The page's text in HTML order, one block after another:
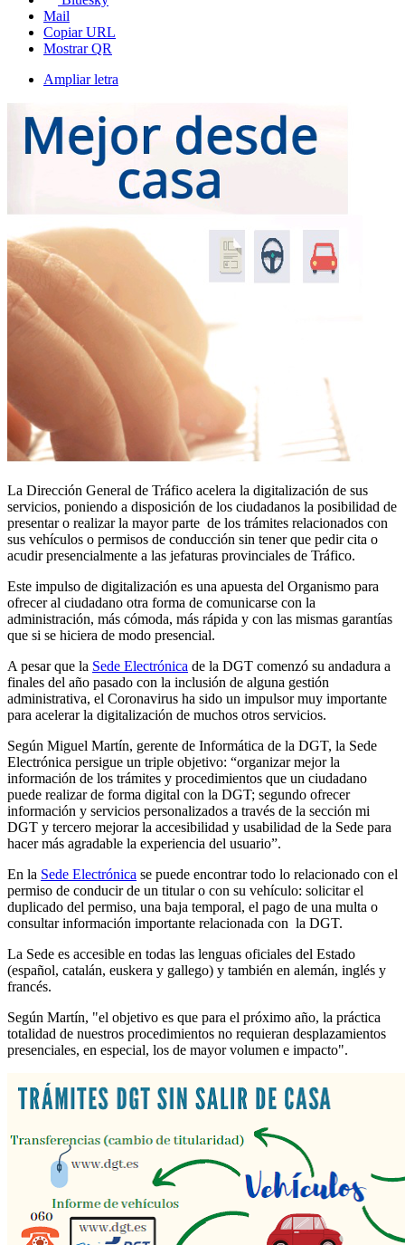
Mail
Copiar URL
Mostrar QR
Ampliar letra
La Dirección General de Tráfico acelera la digitalización de sus
servicios, poniendo a disposición de los ciudadanos la posibilidad de
presentar o realizar la mayor parte de los trámites relacionados con
sus vehículos o permisos de conducción sin tener que pedir cita o
acudir presencialmente a las jefaturas provinciales de Tráfico.
Este impulso de digitalización es una apuesta del Organismo para
ofrecer al ciudadano otra forma de comunicarse con la
administración, más cómoda, más rápida y con las mismas garantías
que si se hiciera de modo presencial.
A pesar que la Sede Electrónica de la DGT comenzó su andadura a
finales del año pasado con la inclusión de alguna gestión
administrativa, el Coronavirus ha sido un impulsor muy importante
para acelerar la digitalización de muchos otros servicios.
Según Miguel Martín, gerente de Informática de la DGT, la Sede
Electrónica persigue un triple objetivo: “organizar mejor la
información de los trámites y procedimientos que un ciudadano
puede realizar de forma digital con la DGT; segundo ofrecer
información y servicios personalizados a través de la sección mi
DGT y tercero mejorar la accesibilidad y usabilidad de la Sede para
hacer más agradable la experiencia del usuario”.
En la Sede Electrónica se puede encontrar todo lo relacionado con el
permiso de conducir de un titular o con su vehículo: solicitar el
duplicado del permiso, una baja temporal, el pago de una multa o
consultar información importante relacionada con la DGT.
La Sede es accesible en todas las lenguas oficiales del Estado
(español, catalán, euskera y gallego) y también en alemán, inglés y
francés.
Según Martín, "el objetivo es que para el próximo año, la práctica
totalidad de nuestros procedimientos no requieran desplazamientos
presenciales, en especial, los de mayor volumen e impacto".